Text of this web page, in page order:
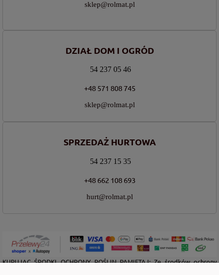
sklep@rolmat.pl
DZIAŁ DOM I OGRÓD
54 237 05 46
+48 571 808 745
sklep@rolmat.pl
SPRZEDAŻ HURTOWA
54 237 15 35
+48 662 108 693
hurt@rolmat.pl
KUPUJĄC ŚRODKI OCHRONY ROŚLIN PAMIĘTAJ: Ze środków ochrony